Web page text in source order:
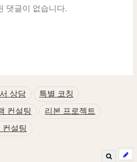
댓글이 없습니다.
상담
특별 코칭
컨설팅
리본 프로젝트
컨설팅